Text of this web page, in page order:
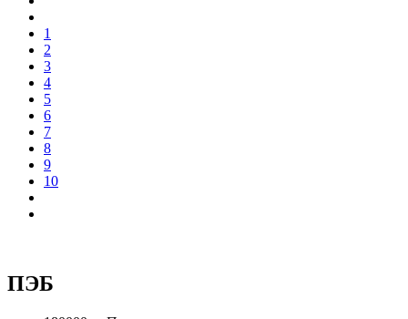
1
2
3
4
5
6
7
8
9
10
ПЭБ